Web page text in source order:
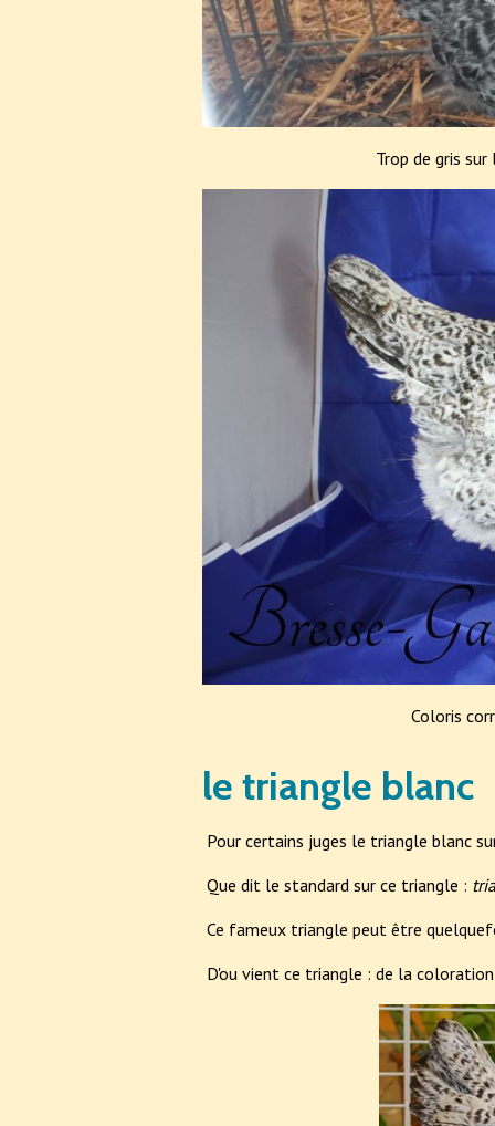
Trop de gris
Coloris
le triangle blanc
Pour certains juges le triangle blanc
Que dit le standard sur ce triangle :
Ce fameux triangle peut être
D'ou vient ce triangle : de la